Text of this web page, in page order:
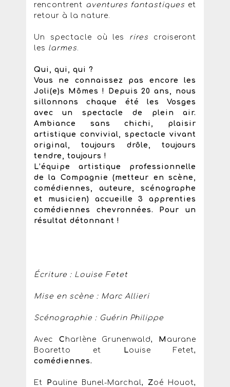
rencontrent aventures fantastiques et
retour à la nature.
Un spectacle où les rires croiseront
les larmes
Qui, qui, qui ?
Vous ne connaissez pas encore les
Joli(e)s Mômes ! Depuis 20 ans, nous
sillonnons chaque été les Vosges
avec un spectacle de plein air.
Ambiance sans chichi, plaisir
artistique convivial, spectacle vivant
original, toujours drôle, toujours
tendre, toujours !
L’équipe artistique professionnelle
de la Compagnie (metteur en scène,
comédiennes, auteure, scénographe
et musicien) accueille 3 apprenties
comédiennes chevronnées. Pour un
résultat détonnant !
Écriture : Louise Fetet
Mise en scène : Marc Allieri
Scénographie : Guérin Philippe
Avec C harlène Grunenwald, M aurane
Boaretto et Louise Fetet,
comédiennes.
Et P auline Bunel-Marchal, Zoé Houot,